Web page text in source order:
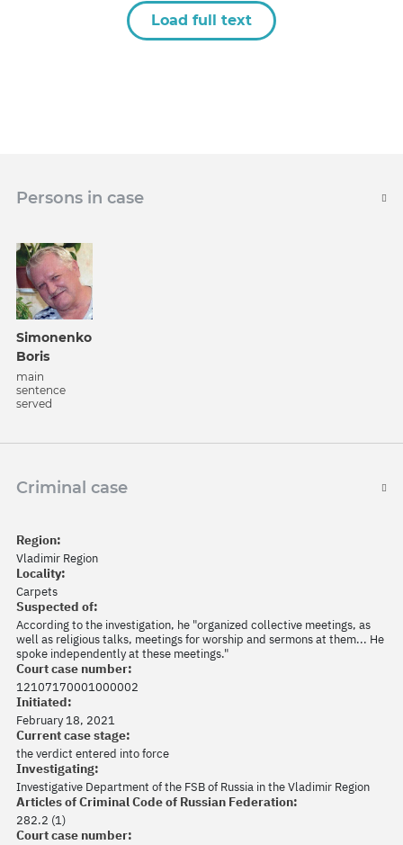
Load full text
Persons in case
Simonenko
Boris
main
sentence
served
Criminal case
Region:
Vladimir Region
Locality:
Carpets
Suspected of:
According to the investigation, he "organized collective meetings, as
well as religious talks, meetings for worship and sermons at them... He
spoke independently at these meetings."
Court case number:
12107170001000002
Initiated:
February 18, 2021
Current case stage:
the verdict entered into force
Investigating:
Investigative Department of the FSB of Russia in the Vladimir Region
Articles of Criminal Code of Russian Federation:
282.2 (1)
Court case number: